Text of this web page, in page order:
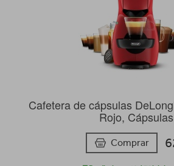
Cafetera de cápsulas
Rojo, Cápsulas
Comprar